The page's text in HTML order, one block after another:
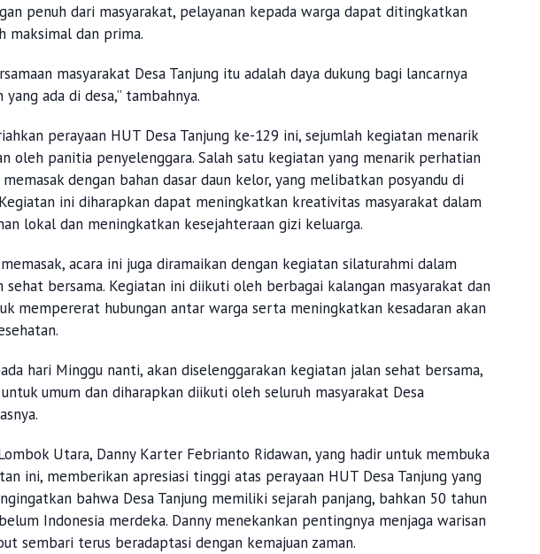
penuh dari masyarakat, pelayanan kepada warga dapat ditingkatkan
maksimal dan prima.
masyarakat Desa Tanjung itu adalah daya dukung bagi lancarnya
yang ada di desa,” tambahnya.
perayaan HUT Desa Tanjung ke-129 ini, sejumlah kegiatan menarik
oleh panitia penyelenggara. Salah satu kegiatan yang menarik perhatian
dengan bahan dasar daun kelor, yang melibatkan posyandu di
ini diharapkan dapat meningkatkan kreativitas masyarakat dalam
lokal dan meningkatkan kesejahteraan gizi keluarga.
acara ini juga diramaikan dengan kegiatan silaturahmi dalam
sehat bersama. Kegiatan ini diikuti oleh berbagai kalangan masyarakat dan
mempererat hubungan antar warga serta meningkatkan kesadaran akan
hari Minggu nanti, akan diselenggarakan kegiatan jalan sehat bersama,
umum dan diharapkan diikuti oleh seluruh masyarakat Desa
Utara, Danny Karter Febrianto Ridawan, yang hadir untuk membuka
ini, memberikan apresiasi tinggi atas perayaan HUT Desa Tanjung yang
bahwa Desa Tanjung memiliki sejarah panjang, bahkan 50 tahun
Indonesia merdeka. Danny menekankan pentingnya menjaga warisan
sembari terus beradaptasi dengan kemajuan zaman.